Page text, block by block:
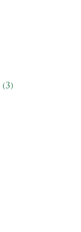
(3)